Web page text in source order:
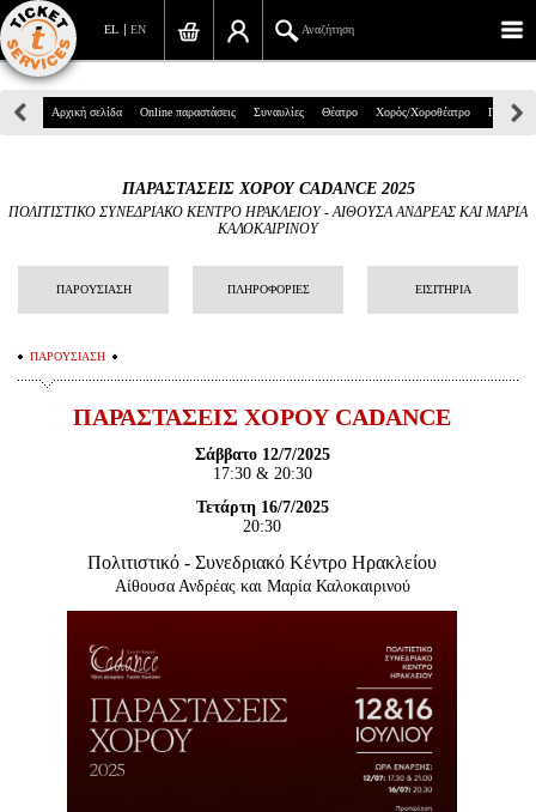
EN
EL Αναζήτηση
Πανεπιστημίου 39, Αθήνα
info@ticketservices.gr
Σύνδεση/Εγγραφή
Αρχική σελίδα Online παραστάσεις Συναυλίες Θέατρο Χορός/Χοροθέατρο Παιδικά
ΠΑΡΑΣΤΑΣΕΙΣ ΧΟΡΟΥ CADANCE 2025
ΠΟΛΙΤΙΣΤΙΚΟ ΣΥΝΕΔΡΙΑΚΟ ΚΕΝΤΡΟ ΗΡΑΚΛΕΙΟΥ-ΑΙΘΟΥΣΑ ΑΝΔΡΕΑΣ ΚΑΙ ΜΑΡΙΑ
ΚΑΛΟΚΑΙΡΙΝΟΥ
ΠΑΡΟΥΣΙΑΣΗ ΠΛΗΡΟΦΟΡΙΕΣ ΕΙΣΙΤΗΡΙΑ
ΠΑΡΟΥΣΙΑΣΗ
ΠΑΡΑΣΤΑΣΕΙΣ ΧΟΡΟΥ CADANCE
Σάββατο 12/7/2025
17:30 & 20:30
Τετάρτη 16/7/2025
20:30
Πολιτιστικό - Συνεδριακό Κέντρο Ηρακλείου
Αίθουσα Ανδρέας και Μαρία Καλοκαιρινού